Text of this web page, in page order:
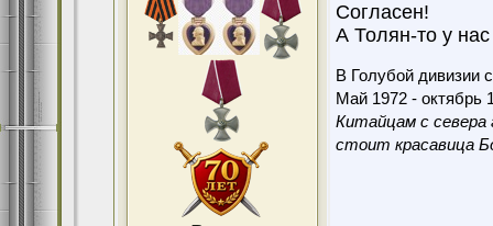
Согласен!
А Толян-то у
В Голубой дивизии
Май 1972 - октябрь
Китайцам с севера
стоит красавица